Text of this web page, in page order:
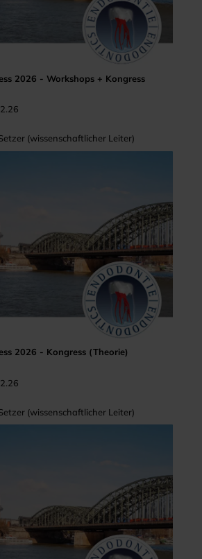
2026 - Workshops + Kongress
(wissenschaftlicher Leiter)
2026 - Kongress (Theorie)
(wissenschaftlicher Leiter)